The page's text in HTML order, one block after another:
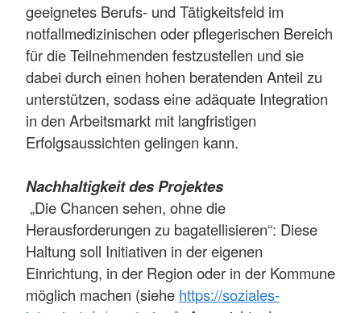
geeignetes Berufs- und Tätigkeitsfeld im
notfallmedizinischen oder pflegerischen Bereich
für die Teilnehmenden festzustellen und sie
dabei durch einen hohen beratenden Anteil zu
unterstützen, sodass eine adäquate Integration
in den Arbeitsmarkt mit langfristigen
Erfolgsaussichten gelingen kann.
Nachhaltigkeit des Projektes
„Die Chancen sehen, ohne die
Herausforderungen zu bagatellisieren“: Diese
Haltung soll Initiativen in der eigenen
Einrichtung, in der Region oder in der Kommune
möglich machen (siehe https://soziales-